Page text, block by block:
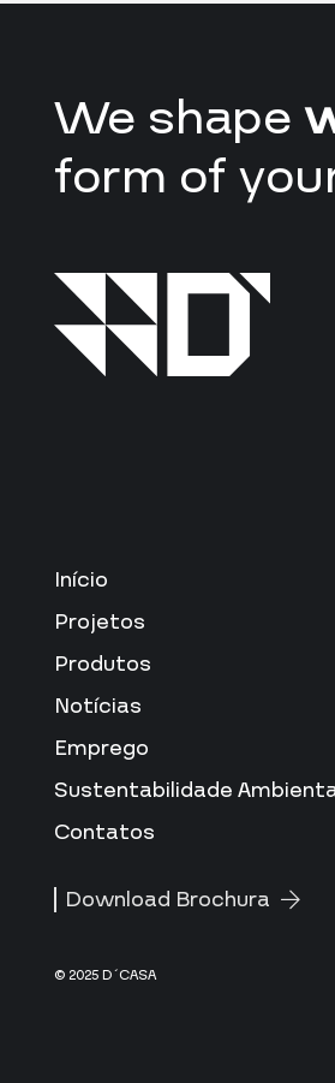
We shape
form of
Início
Projetos
Produtos
Notícias
Emprego
Sustentabilidade
Contatos
Download Brochura
© 2025 D´CASA